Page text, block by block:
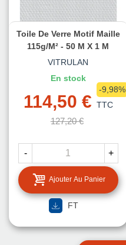
Toile De Verre Motif Maille
115g/m² - 50 M X 1 M
VITRULAN
En stock
114,50 € TTC
127,20 €
-9,98%
- +
Ajouter Au Panier
FT